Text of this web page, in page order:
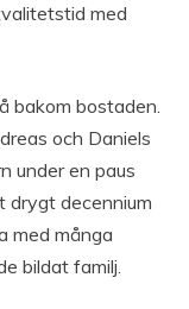
med
bakom bostaden.
och Daniels
under en paus
drygt decennium
med många
bildat familj.